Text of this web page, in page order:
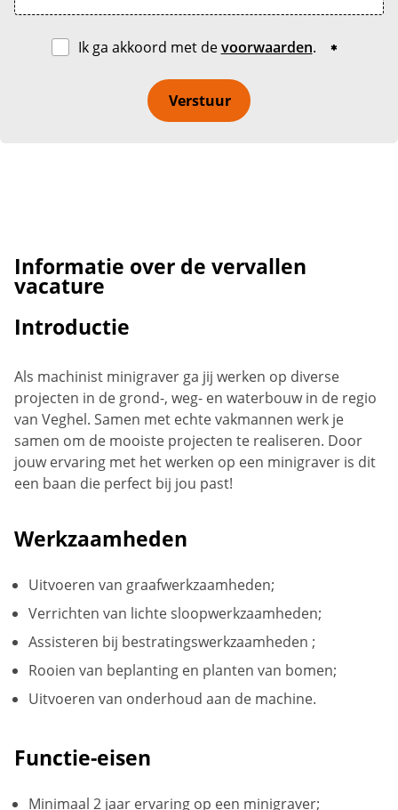
Ik ga akkoord met devoorwaarden.
Verstuur
Informatie over de vervallen
vacature
Introductie
Als machinist minigraver ga jij werken op diverse
projecten in de grond-, weg- en waterbouw in de regio
van Veghel. Samen met echte vakmannen werk je
samen om de mooiste projecten te realiseren. Door
jouw ervaring met het werken op een minigraver is dit
een baan die perfect bij jou past!
Werkzaamheden
Uitvoeren van graafwerkzaamheden;
Verrichten van lichte sloopwerkzaamheden;
Assisteren bij bestratingswerkzaamheden ;
Rooien van beplanting en planten van bomen;
Uitvoeren van onderhoud aan de machine.
Functie-eisen
Minimaal 2 jaar ervaring op een minigraver;